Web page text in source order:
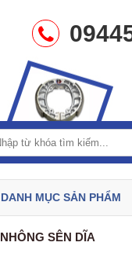
DANH MỤC SẢN PHẨM
NHÔNG SÊN DĨA